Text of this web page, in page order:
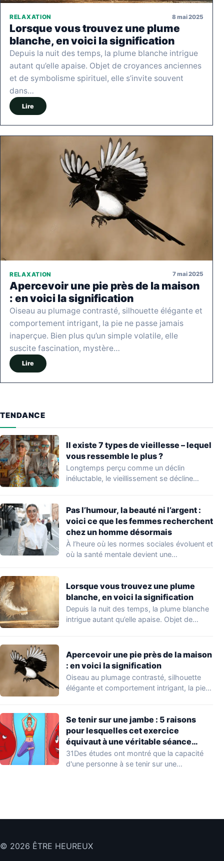
RELAXATION 8 mai 2025
Lorsque vous trouvez une plume
blanche, en voici la signification
Depuis la nuit des temps, la plume blanche intrigue
autant qu’elle apaise. Objet de croyances anciennes
et de symbolisme spirituel, elle s’invite souvent
dans…
Lire
RELAXATION 7 mai 2025
Apercevoir une pie près de la maison
: en voici la signification
Oiseau au plumage contrasté, silhouette élégante et
comportement intrigant, la pie ne passe jamais
inaperçue. Bien plus qu’un simple volatile, elle
suscite fascination, mystère…
Lire
TENDANCE
Il existe 7 types de vieillesse – lequel
vous ressemble le plus ?
Longtemps perçu comme un déclin
inéluctable, le vieillissement se décline
Pas l’humour, la beauté ni l’argent :
voici ce que les femmes recherchent
chez un homme désormais
À l’heure où les normes sociales évoluent et
où la santé mentale devient une…
Lorsque vous trouvez une plume
blanche, en voici la signification
Depuis la nuit des temps, la plume blanche
intrigue autant qu’elle apaise. Objet de…
Apercevoir une pie près de la maison
: en voici la signification
Oiseau au plumage contrasté, silhouette
élégante et comportement intrigant, la pie
Se tenir sur une jambe : 5 raisons
pour lesquelles cet exercice
équivaut à une véritable séance
d’entraînement
31Des études ont montré que la capacité
d'une personne à se tenir sur une…
© 2026 ÊTRE HEUREUX